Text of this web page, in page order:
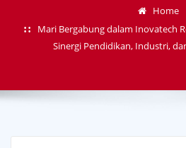
Home
Mari Bergabung dalam Inovatech
Sinergi Pendidikan, Industri,